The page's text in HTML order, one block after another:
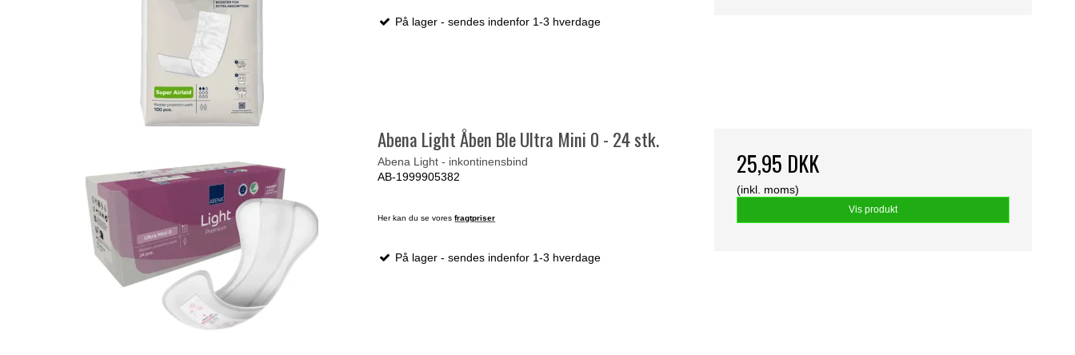
På lager - sendes indenfor 1-3 hverdage
Abena Light Åben Ble Ultra Mini 0 - 24 stk.
Abena Light - inkontinensbind
AB-1999905382
Her kan du se voresfragtpriser
På lager - sendes indenfor 1-3 hverdage
25,95 DKK
(inkl. moms)
Vis produkt